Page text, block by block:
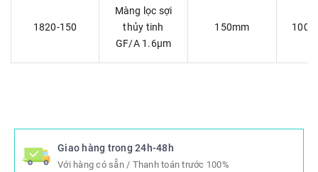
1820-150
Màng lọc sợi
thủy tinh
GF/A 1.6µm
150mm 100
Giao hàng trong 24h-48h
Với hàng có sẵn / Thanh toán trước 100%